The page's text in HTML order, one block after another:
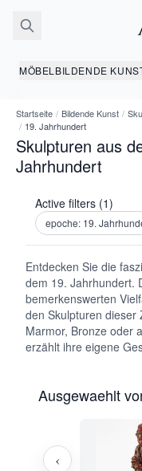
MÖBEL BILDENDE
Startseite / Bildende Kunst /
/ 19. Jahrhundert
Skulpturen aus
Jahrhundert
Active filters (1)
epoche: 19.
Entdecken Sie die
dem 19. Jahrhundert.
bemerkenswerten
den Skulpturen dieser
Marmor, Bronze oder
erzählt ihre eigene
Ausgewaehlt
‹